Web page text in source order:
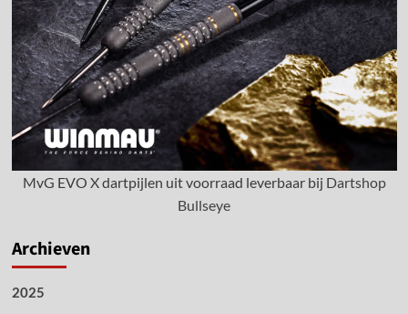
MvG EVO X dartpijlen uit voorraad leverbaar bij Dartshop
Bullseye
Archieven
2025